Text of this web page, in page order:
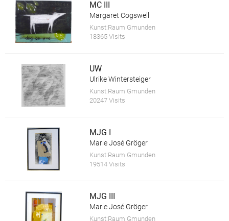
MC III
Margaret Cogswell
Kunst:Raum Gmunden
18365 Visits
UW
Ulrike Wintersteiger
Kunst:Raum Gmunden
20247 Visits
MJG I
Marie José Gröger
Kunst:Raum Gmunden
19514 Visits
MJG III
Marie José Gröger
Kunst:Raum Gmunden